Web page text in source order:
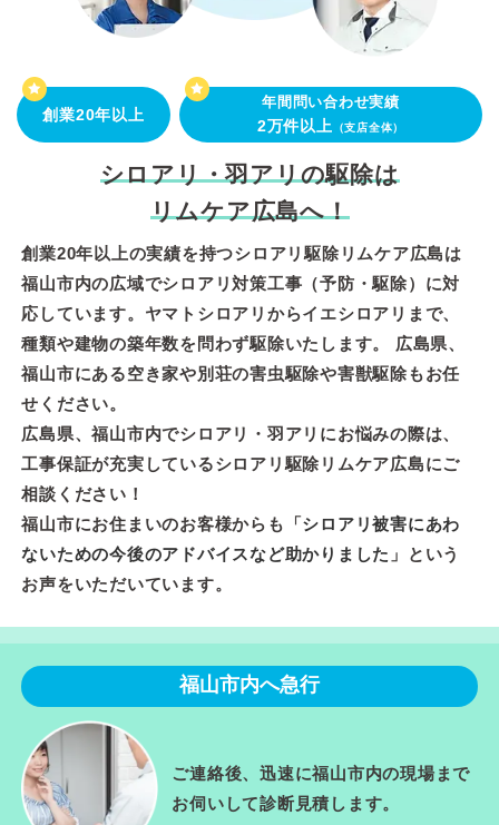
創業20年以上
年間問い合わせ実績
2万件以上 （支店全体）
シロアリ・羽アリの駆除は
リムケア広島へ！
創業20年以上の実績を持つシロアリ駆除リムケア広島は
福山市内の広域でシロアリ対策工事（予防・駆除）に対
応しています。ヤマトシロアリからイエシロアリまで、
種類や建物の築年数を問わず駆除いたします。 広島県、
福山市にある空き家や別荘の害虫駆除や害獣駆除もお任
せください。
広島県、福山市内でシロアリ・羽アリにお悩みの際は、
工事保証が充実しているシロアリ駆除リムケア広島にご
相談ください！
福山市にお住まいのお客様からも「シロアリ被害にあわ
ないための今後のアドバイスなど助かりました 」という
お声をいただいています。
福山市内へ急行
ご連絡後、迅速に福山市内の現場まで
お伺いして診断見積します。